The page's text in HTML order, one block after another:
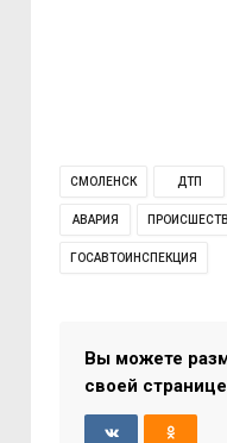
СМОЛЕНСК ДТП
АВАРИЯ
ГОСАВТОИНСПЕКЦИЯ
Вы можете
своей странице